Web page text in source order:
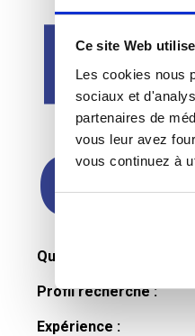
Ce site Web
Les cookies nous
sociaux et
partenaires de
vous leur avez
vous continuez à
Qualifications et
Profil recherché :
Expérience :